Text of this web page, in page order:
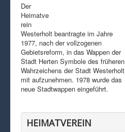
Der
Heimatve
rein
Westerholt beantragte im Jahre
1977, nach der vollzogenen
Gebietsreform, in das Wappen der
Stadt Herten Symbole des früheren
Wahrzeichens der Stadt Westerholt
mit aufzunehmen. 1978 wurde das
neue Stadtwappen eingeführt.
HEIMATVEREIN